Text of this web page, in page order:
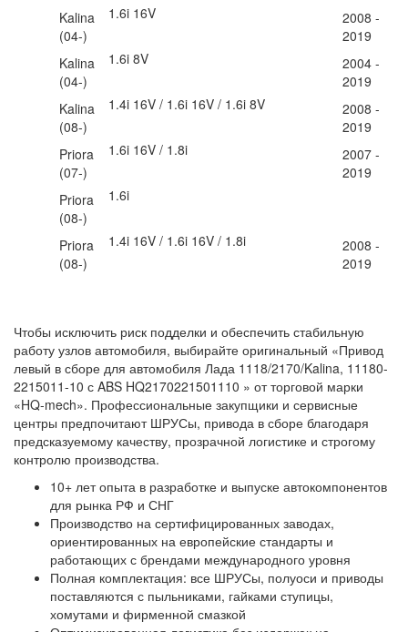
Kalina
(04-)
1.6i 16V
2008 -
2019
Kalina
(04-)
1.6i 8V
2004 -
2019
Kalina
(08-)
1.4i 16V / 1.6i 16V / 1.6i 8V
2008 -
2019
Priora
(07-)
1.6i 16V / 1.8i
2007 -
2019
Priora
(08-)
1.6i
Priora
(08-)
1.4i 16V / 1.6i 16V / 1.8i
2008 -
2019
Чтобы исключить риск подделки и обеспечить стабильную
работу узлов автомобиля, выбирайте оригинальный «Привод
левый в сборе для автомобиля Лада 1118/2170/Kalina, 11180-
2215011-10 с ABS HQ2170221501110 » от торговой марки
«HQ‑mech». Профессиональные закупщики и сервисные
центры предпочитают ШРУСы, привода в сборе благодаря
предсказуемому качеству, прозрачной логистике и строгому
контролю производства.
10+ лет опыта в разработке и выпуске автокомпонентов
для рынка РФ и СНГ
Производство на сертифицированных заводах,
ориентированных на европейские стандарты и
работающих с брендами международного уровня
Полная комплектация: все ШРУСы, полуоси и приводы
поставляются с пыльниками, гайками ступицы,
хомутами и фирменной смазкой